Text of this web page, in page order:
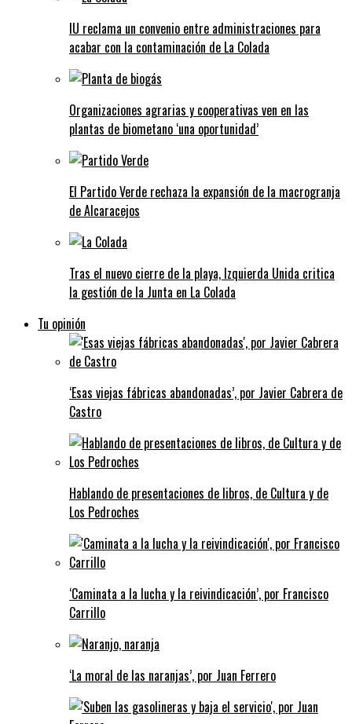
IU reclama un convenio entre administraciones para
acabar con la contaminación de La Colada
Organizaciones agrarias y cooperativas ven en las
plantas de biometano ‘una oportunidad’
El Partido Verde rechaza la expansión de la macrogranja
de Alcaracejos
Tras el nuevo cierre de la playa, Izquierda Unida critica
la gestión de la Junta en La Colada
Tu opinión
‘Esas viejas fábricas abandonadas’, por Javier Cabrera de
Castro
Hablando de presentaciones de libros, de Cultura y de
Los Pedroches
‘Caminata a la lucha y la reivindicación’, por Francisco
Carrillo
‘La moral de las naranjas’, por Juan Ferrero